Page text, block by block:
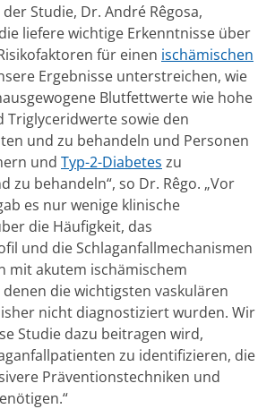
Studie, Dr. André Rêgosa,
liefere wichtige Erkenntnisse über
für einen ischämischen
Ergebnisse unterstreichen, wie
Blutfettwerte wie hohe
Triglyceridwerte sowie den
und zu behandeln und Personen
und Typ-2-Diabetes zu
zu behandeln“, so Dr. Rêgo. „Vor
es nur wenige klinische
die Häufigkeit, das
und die Schlaganfallmechanismen
mit akutem ischämischem
denen die wichtigsten vaskulären
nicht diagnostiziert wurden. Wir
Studie dazu beitragen wird,
zu identifizieren, die
Präventionstechniken und